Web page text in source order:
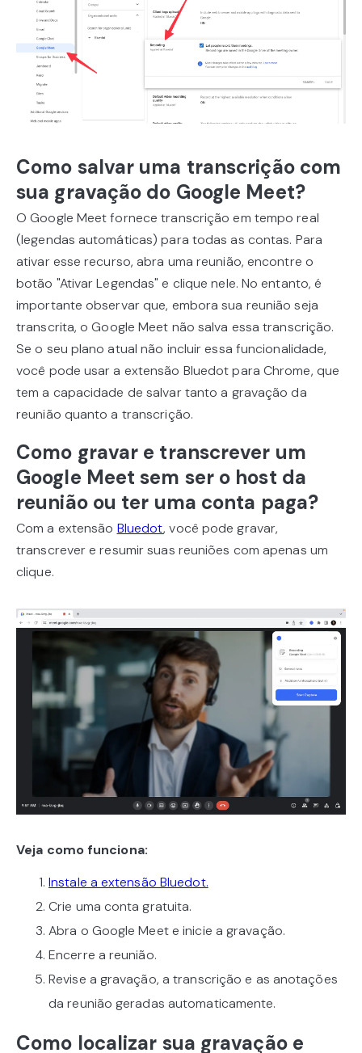
Como salvar uma transcrição com
sua gravação do Google Meet?
O Google Meet fornece transcrição em tempo real
(legendas automáticas) para todas as contas. Para
ativar esse recurso, abra uma reunião, encontre o
botão "Ativar Legendas" e clique nele. No entanto, é
importante observar que, embora sua reunião seja
transcrita, o Google Meet não salva essa transcrição.
Se o seu plano atual não incluir essa funcionalidade,
você pode usar a extensão Bluedot para Chrome, que
tem a capacidade de salvar tanto a gravação da
reunião quanto a transcrição.
Como gravar e transcrever um
Google Meet sem ser o host da
reunião ou ter uma conta paga?
Com a extensão Bluedot, você pode gravar,
transcrever e resumir suas reuniões com apenas um
clique.
Veja como funciona:
Instale a extensão Bluedot.
Crie uma conta gratuita.
Abra o Google Meet e inicie a gravação.
Encerre a reunião.
Revise a gravação, a transcrição e as anotações
da reunião geradas automaticamente.
Como localizar sua gravação e